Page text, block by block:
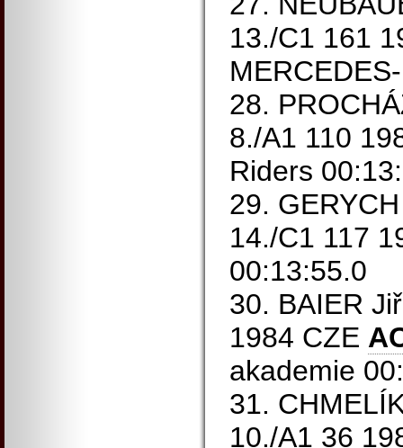
13./C1 161
28.
8./A1 110
Riders
29.
14./C1 117
00:13:55.0
30. BAIER
1984 CZE
akademie
31.
10./A1 36